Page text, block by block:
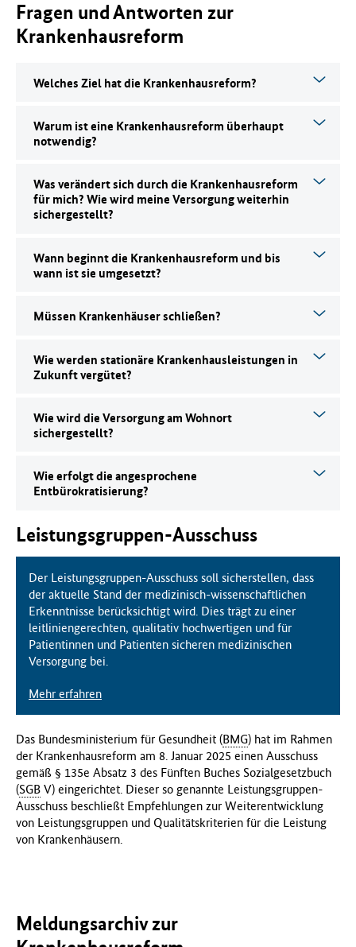
Fragen und Antworten zur
Krankenhausreform
Welches Ziel hat die Krankenhausreform?
Warum ist eine Krankenhausreform überhaupt
notwendig?
Was verändert sich durch die Krankenhausreform
für mich? Wie wird meine Versorgung weiterhin
sichergestellt?
Wann beginnt die Krankenhausreform und bis
wann ist sie umgesetzt?
Müssen Krankenhäuser schließen?
Wie werden stationäre Krankenhausleistungen in
Zukunft vergütet?
Wie wird die Versorgung am Wohnort
sichergestellt?
Wie erfolgt die angesprochene
Entbürokratisierung?
Leistungsgruppen-Ausschuss
Der Leistungsgruppen-Ausschuss soll sicherstellen, dass
der aktuelle Stand der medizinisch-wissenschaftlichen
Erkenntnisse berücksichtigt wird. Dies trägt zu einer
leitliniengerechten, qualitativ hochwertigen und für
Patientinnen und Patienten sicheren medizinischen
Versorgung bei.
Mehr erfahren
Das Bundesministerium für Gesundheit (BMG) hat im Rahmen
der Krankenhausreform am 8. Januar 2025 einen Ausschuss
gemäß § 135e Absatz 3 des Fünften Buches Sozialgesetzbuch
(SGB V) eingerichtet. Dieser so genannte Leistungsgruppen-
Ausschuss beschließt Empfehlungen zur Weiterentwicklung
von Leistungsgruppen und Qualitätskriterien für die Leistung
von Krankenhäusern.
Meldungsarchiv zur